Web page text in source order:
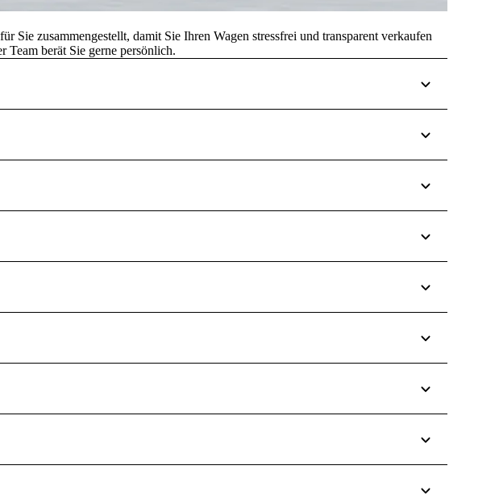
zusammengestellt, damit Sie Ihren Wagen stressfrei und transparent verkaufen
Team berät Sie gerne persönlich.